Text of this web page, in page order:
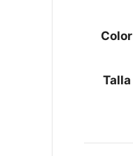
Color
Talla